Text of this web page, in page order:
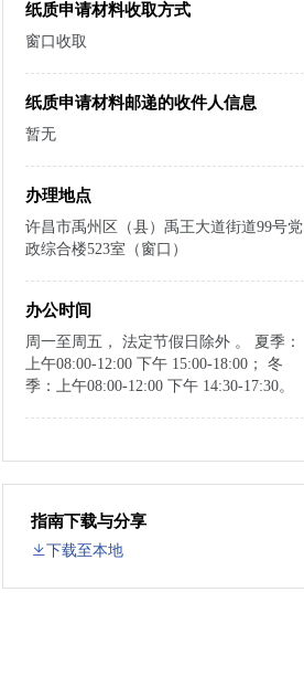
纸质申请材料收取方式
窗口收取
纸质申请材料邮递的收件人信息
暂无
办理地点
许昌市禹州区（县）禹王大道街道99号党
政综合楼523室（窗口）
办公时间
周一至周五， 法定节假日除外 。 夏季：
上午08:00-12:00 下午 15:00-18:00； 冬
季：上午08:00-12:00 下午 14:30-17:30。
指南下载与分享
下载至本地